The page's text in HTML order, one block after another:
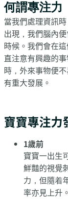
何謂專注力
當我們處理資訊
出現，我們腦內
時候。我們會在
直注意有興趣的
時，外來事物便
有重大發展。
寶寶專注力
1歲前
寶寶一出生
鮮豔的視覺
力，但隨着
率亦見上升。